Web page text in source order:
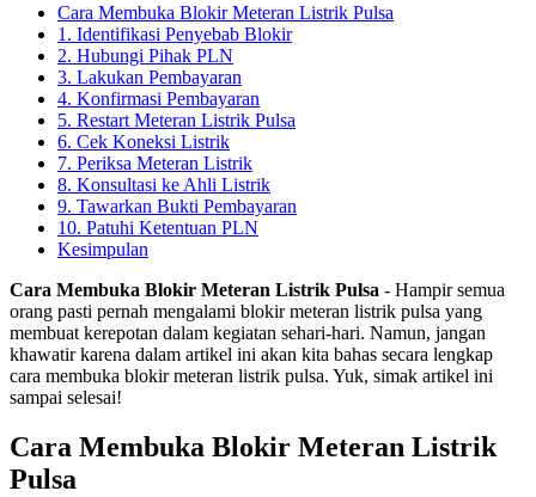
Cara Membuka Blokir Meteran Listrik Pulsa
1. Identifikasi Penyebab Blokir
2. Hubungi Pihak PLN
3. Lakukan Pembayaran
4. Konfirmasi Pembayaran
5. Restart Meteran Listrik Pulsa
6. Cek Koneksi Listrik
7. Periksa Meteran Listrik
8. Konsultasi ke Ahli Listrik
9. Tawarkan Bukti Pembayaran
10. Patuhi Ketentuan PLN
Kesimpulan
Cara Membuka Blokir Meteran Listrik Pulsa - Hampir semua
orang pasti pernah mengalami blokir meteran listrik pulsa yang
membuat kerepotan dalam kegiatan sehari-hari. Namun, jangan
khawatir karena dalam artikel ini akan kita bahas secara lengkap
cara membuka blokir meteran listrik pulsa. Yuk, simak artikel ini
sampai selesai!
Cara Membuka Blokir Meteran Listrik
Pulsa